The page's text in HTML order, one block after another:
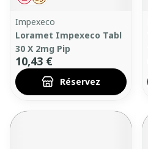
Impexeco
Loramet Impexeco Tabl
30 X 2mg Pip
10,43 €
Réservez